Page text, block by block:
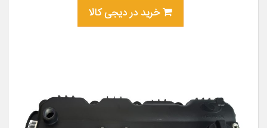
خرید در دیجی کالا